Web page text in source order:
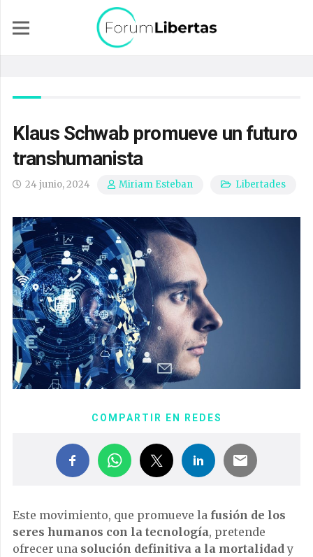
Klaus Schwab promueve un futuro
transhumanista
24 junio, 2024 Miriam Esteban Libertades
COMPARTIR EN REDES
Este movimiento, que promueve la fusión de los
seres humanos con la tecnología, pretende
ofrecer una solución definitiva a la mortalidady